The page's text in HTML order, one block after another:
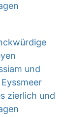
und
zierlich und